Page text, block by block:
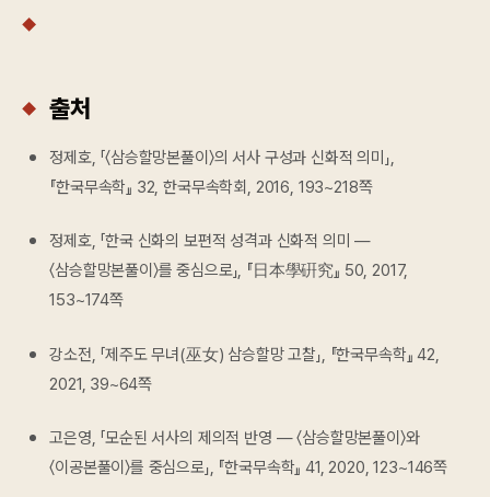
출처
정제호, 「〈삼승할망본풀이〉의 서사 구성과 신화적 의미」,
『한국무속학』 32, 한국무속학회, 2016, 193~218쪽
정제호, 「한국 신화의 보편적 성격과 신화적 의미 —
〈삼승할망본풀이〉를 중심으로」, 『日本學硏究』 50, 2017,
153~174쪽
강소전, 「제주도 무녀(巫女) 삼승할망 고찰」, 『한국무속학』 42,
2021, 39~64쪽
고은영, 「모순된 서사의 제의적 반영 — 〈삼승할망본풀이〉와
〈이공본풀이〉를 중심으로」, 『한국무속학』 41, 2020, 123~146쪽